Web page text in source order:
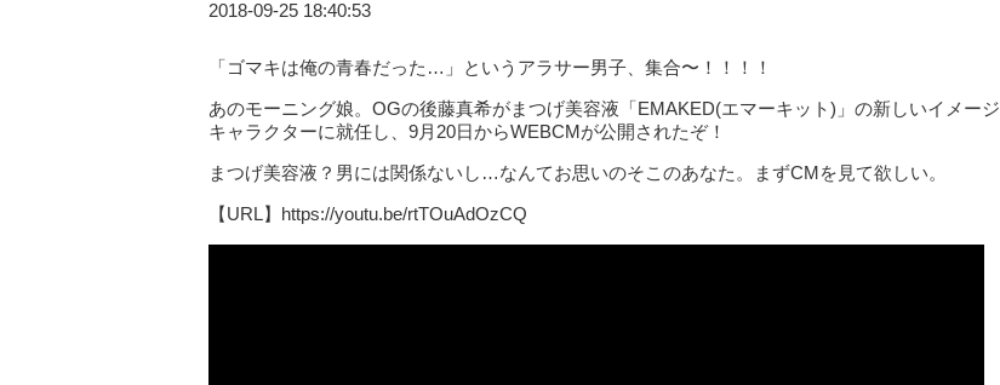
2018-09-25 18:40:53
「ゴマキは俺の青春だった…」というアラサー男子、集合〜！！！！
あのモーニング娘。OGの後藤真希がまつげ美容液「EMAKED(エマーキット)」の新しいイメージ
キャラクターに就任し、9月20日からWEBCMが公開されたぞ！
まつげ美容液？男には関係ないし…なんてお思いのそこのあなた。まずCMを見て欲しい。
【URL】https://youtu.be/rtTOuAdOzCQ